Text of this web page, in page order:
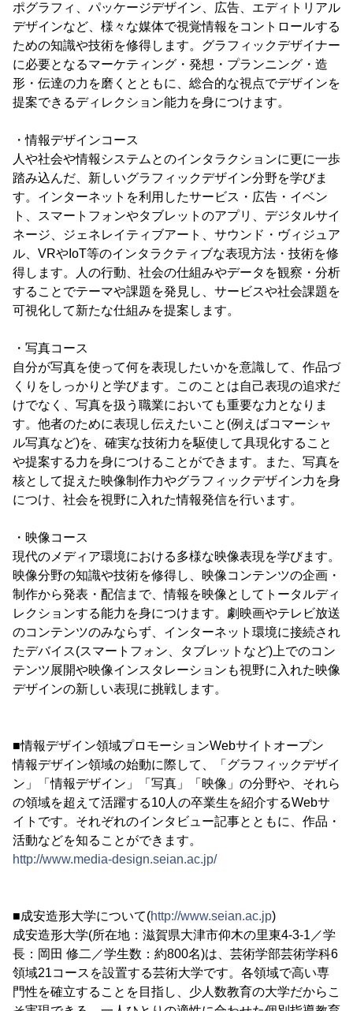
ポグラフィ、パッケージデザイン、広告、エディトリアル
デザインなど、様々な媒体で視覚情報をコントロールする
ための知識や技術を修得します。グラフィックデザイナー
に必要となるマーケティング・発想・プランニング・造
形・伝達の力を磨くとともに、総合的な視点でデザインを
提案できるディレクション能力を身につけます。
・情報デザインコース
人や社会や情報システムとのインタラクションに更に一歩
踏み込んだ、新しいグラフィックデザイン分野を学びま
す。インターネットを利用したサービス・広告・イベン
ト、スマートフォンやタブレットのアプリ、デジタルサイ
ネージ、ジェネレイティブアート、サウンド・ヴィジュア
ル、VRやIoT等のインタラクティブな表現方法・技術を修
得します。人の行動、社会の仕組みやデータを観察・分析
することでテーマや課題を発見し、サービスや社会課題を
可視化して新たな仕組みを提案します。
・写真コース
自分が写真を使って何を表現したいかを意識して、作品づ
くりをしっかりと学びます。このことは自己表現の追求だ
けでなく、写真を扱う職業においても重要な力となりま
す。他者のために表現し伝えたいこと(例えばコマーシャ
ル写真など)を、確実な技術力を駆使して具現化すること
や提案する力を身につけることができます。また、写真を
核として捉えた映像制作力やグラフィックデザイン力を身
につけ、社会を視野に入れた情報発信を行います。
・映像コース
現代のメディア環境における多様な映像表現を学びます。
映像分野の知識や技術を修得し、映像コンテンツの企画・
制作から発表・配信まで、情報を映像としてトータルディ
レクションする能力を身につけます。劇映画やテレビ放送
のコンテンツのみならず、インターネット環境に接続され
たデバイス(スマートフォン、タブレットなど)上でのコン
テンツ展開や映像インスタレーションも視野に入れた映像
デザインの新しい表現に挑戦します。
■情報デザイン領域プロモーションWebサイトオープン
情報デザイン領域の始動に際して、「グラフィックデザイ
ン」「情報デザイン」「写真」「映像」の分野や、それら
の領域を超えて活躍する10人の卒業生を紹介するWebサ
イトです。それぞれのインタビュー記事とともに、作品・
活動などを知ることができます。
http://www.media-design.seian.ac.jp/
■成安造形大学について(http://www.seian.ac.jp)
成安造形大学(所在地：滋賀県大津市仰木の里東4-3-1／学
長：岡田 修二／学生数：約800名)は、芸術学部芸術学科6
領域21コースを設置する芸術大学です。各領域で高い専
門性を確立することを目指し、少人数教育の大学だからこ